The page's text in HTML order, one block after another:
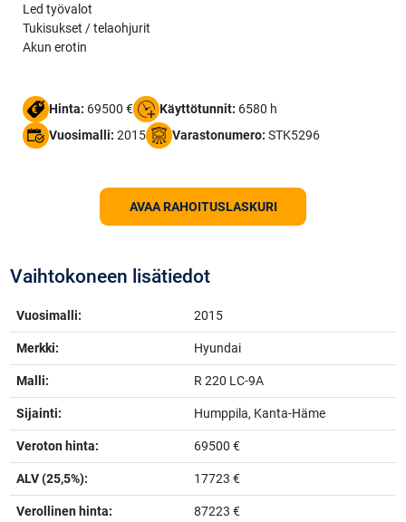
Led työvalot
Tukisukset / telaohjurit
Akun erotin
Hinta: 69500 € Käyttötunnit: 6580 h
Vuosimalli: 2015 Varastonumero: STK5296
AVAA RAHOITUSLASKURI
Vaihtokoneen lisätiedot
Vuosimalli: 2015
Merkki: Hyundai
Malli: R 220 LC-9A
Sijainti: Humppila, Kanta-Häme
Veroton hinta: 69500 €
ALV (25,5%): 17723 €
Verollinen hinta: 87223 €